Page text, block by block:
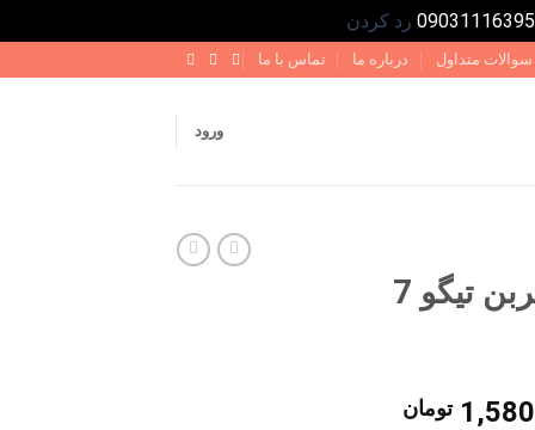
رد کردن
سوالات متداول درباره ما تماس با ما
ورود
قاب ریموت جدید کربن تیگو 7
تومان